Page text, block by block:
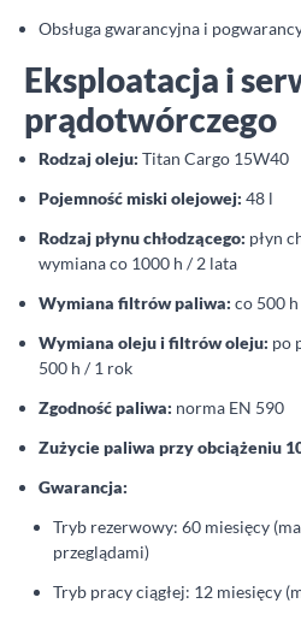
Obsługa gwarancyjna i
Eksploatacja i
prądotwórczego
Rodzaj oleju: Titan Cargo 15W40
Pojemność miski olejowej: 48 l
Rodzaj płynu chłodzącego: płyn
wymiana co 1000 h / 2 lata
Wymiana filtrów paliwa: co 500
Wymiana oleju i filtrów oleju: po
500 h / 1 rok
Zgodność paliwa: norma EN 590
Zużycie paliwa przy obciążeniu
Gwarancja:
Tryb rezerwowy: 60 miesięcy
przeglądami)
Tryb pracy ciągłej: 12 miesięcy